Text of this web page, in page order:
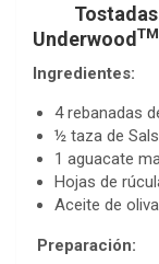
UnderwoodTM
Ingredientes:
4 rebanadas
½ taza de
1 aguacate
Hojas de
Aceite de oliva
Preparación: